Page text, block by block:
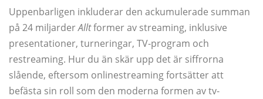
Uppenbarligen inkluderar den ackumulerade summan
på 24 miljarderAlltformer av streaming, inklusive
presentationer, turneringar, TV-program och
restreaming. Hur du än skär upp det är siffrorna
slående, eftersom onlinestreaming fortsätter att
befästa sin roll som den moderna formen av tv-